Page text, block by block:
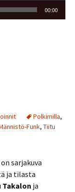
00:00
Polkimilla,
Funk, Tiitu
on sarjakuva
ja tilasta
Takalon ja